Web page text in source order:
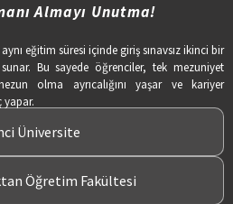
Almayı Unutma!
eğitim süresi içinde giriş sınavsız ikinci bir
Bu sayede öğrenciler, tek mezuniyet
olma ayrıcalığını yaşar ve kariyer
yapar.
Üniversite
Öğretim Fakültesi